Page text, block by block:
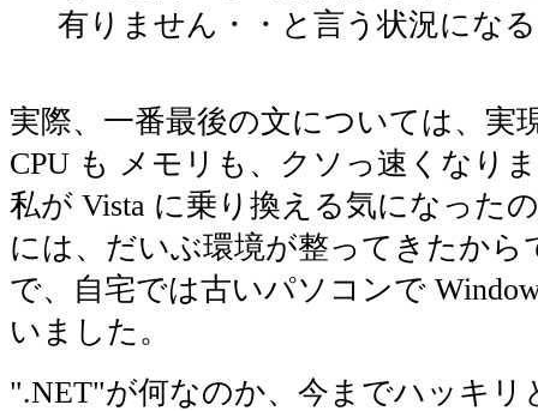
有りません・・と言う状況にな
実際、一番最後の文については、実
CPU も メモリも、クソっ速くなり
私が Vista に乗り換える気になった
には、だいぶ環境が整ってきたから
で、自宅では古いパソコンで
いました。
".NET"が何なのか、今までハッキリ